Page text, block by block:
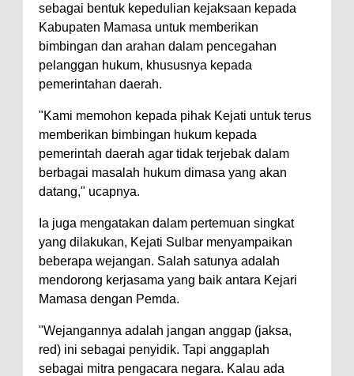
sebagai bentuk kepedulian kejaksaan kepada
Kabupaten Mamasa untuk memberikan
bimbingan dan arahan dalam pencegahan
pelanggan hukum, khususnya kepada
pemerintahan daerah.
"Kami memohon kepada pihak Kejati untuk terus
memberikan bimbingan hukum kepada
pemerintah daerah agar tidak terjebak dalam
berbagai masalah hukum dimasa yang akan
datang," ucapnya.
Ia juga mengatakan dalam pertemuan singkat
yang dilakukan, Kejati Sulbar menyampaikan
beberapa wejangan. Salah satunya adalah
mendorong kerjasama yang baik antara Kejari
Mamasa dengan Pemda.
"Wejangannya adalah jangan anggap (jaksa,
red) ini sebagai penyidik. Tapi anggaplah
sebagai mitra pengacara negara. Kalau ada